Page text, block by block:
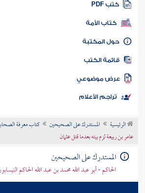
كتب PDF
كتاب الأمة
المكتبة
الكتب
موضوعي
تراجم الأعلام
الرئيسية المستدرك على الصحيحين
كتاب معرفة
عامر بن ربيعة لزم بيته بعدما قتل عثمان
المستدرك على الصحيحين
الحاكم - أبو عبد الله محمد بن عبد الله الحاكم